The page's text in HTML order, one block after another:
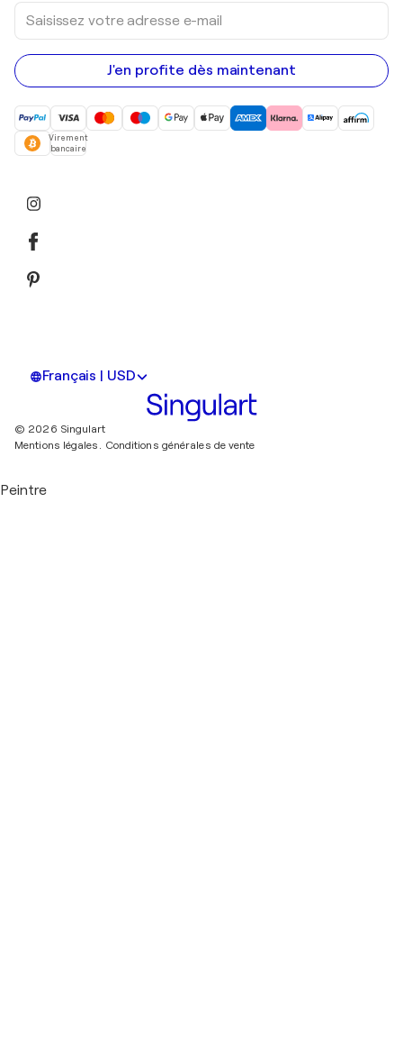
Saisissez
votre
adresse
e-
mail
J'en profite dès maintenant
Virement
bancaire
Français | USD
© 2026 Singulart
Mentions légales. Conditions générales de vente
Peintre